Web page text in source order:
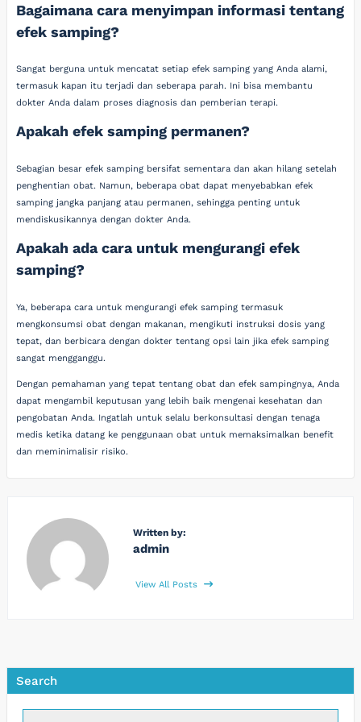
Bagaimana cara menyimpan informasi tentang
efek samping?
Sangat berguna untuk mencatat setiap efek samping yang Anda alami,
termasuk kapan itu terjadi dan seberapa parah. Ini bisa membantu
dokter Anda dalam proses diagnosis dan pemberian terapi.
Apakah efek samping permanen?
Sebagian besar efek samping bersifat sementara dan akan hilang setelah
penghentian obat. Namun, beberapa obat dapat menyebabkan efek
samping jangka panjang atau permanen, sehingga penting untuk
mendiskusikannya dengan dokter Anda.
Apakah ada cara untuk mengurangi efek
samping?
Ya, beberapa cara untuk mengurangi efek samping termasuk
mengkonsumsi obat dengan makanan, mengikuti instruksi dosis yang
tepat, dan berbicara dengan dokter tentang opsi lain jika efek samping
sangat mengganggu.
Dengan pemahaman yang tepat tentang obat dan efek sampingnya, Anda
dapat mengambil keputusan yang lebih baik mengenai kesehatan dan
pengobatan Anda. Ingatlah untuk selalu berkonsultasi dengan tenaga
medis ketika datang ke penggunaan obat untuk memaksimalkan benefit
dan meminimalisir risiko.
Written by:
admin
View All Posts
Search